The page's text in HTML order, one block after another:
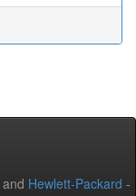
and Hewlett-Packard -